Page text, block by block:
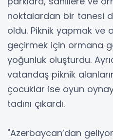
noktalardan bir tanesi
oldu. Piknik yapmak ve
geçirmek için ormana
yoğunluk oluşturdu.
vatandaş piknik
çocuklar ise oyun
tadını çıkardı.
"Azerbaycan’dan